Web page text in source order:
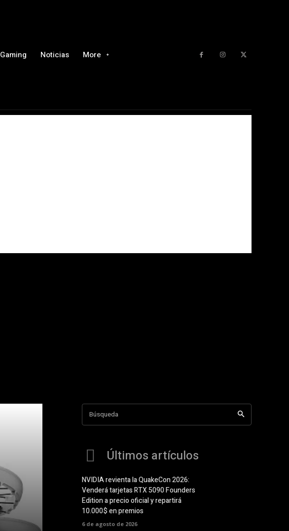
Gaming Noticias More
Búsqueda
Últimos artículos
NVIDIA revienta la QuakeCon 2026:
Venderá tarjetas RTX 5090 Founders
Edition a precio oficial y repartirá
10.000$ en premios
6 de agosto de 2026